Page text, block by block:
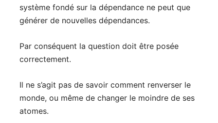
système fondé sur la dépendance ne peut que
générer de nouvelles dépendances.
Par conséquent la question doit être posée
correctement.
Il ne s’agit pas de savoir comment renverser le
monde, ou même de changer le moindre de ses
atomes.